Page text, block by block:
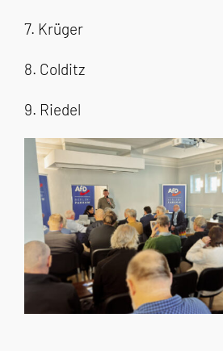
7.⁠ ⁠⁠Krüger
8.⁠ Colditz
9.⁠ ⁠⁠Riedel